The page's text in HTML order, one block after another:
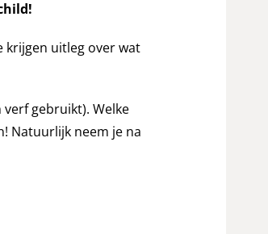
krijgen uitleg over wat
gebruikt). Welke
Natuurlijk neem je na